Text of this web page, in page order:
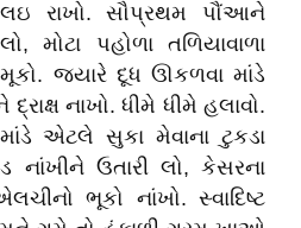
રાખો. સૌપ્રથમ પૌંઆને
મોટા પહોળા તળિયાવાળા
જ્યારે દૂધ ઊકળવા માંડે
નાખો. ધીમે ધીમે હલાવો.
એટલે સુકા મેવાના ટુકડા
નાંખીને ઉતારી લો, કેસરના
ભૂકો નાંખો. સ્વાદિષ્ટ